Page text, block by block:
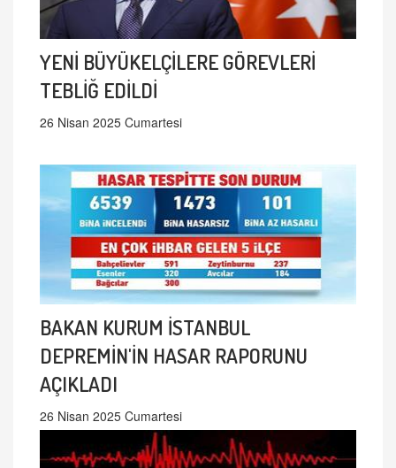
YENİ BÜYÜKELÇİLERE GÖREVLERİ
TEBLİĞ EDİLDİ
26 Nisan 2025 Cumartesi
BAKAN KURUM İSTANBUL
DEPREMİN'İN HASAR RAPORUNU
AÇIKLADI
26 Nisan 2025 Cumartesi